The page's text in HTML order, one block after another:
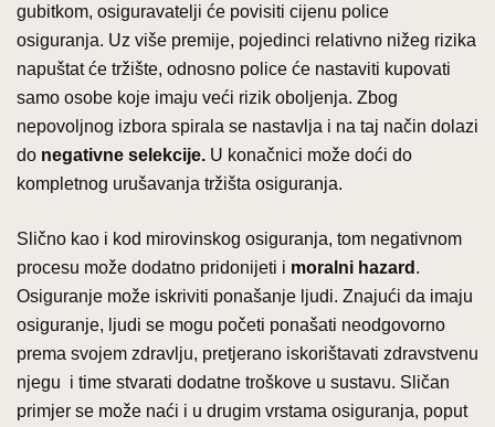
gubitkom, osiguravatelji će povisiti cijenu police
osiguranja. Uz više premije, pojedinci relativno nižeg rizika
napuštat će tržište, odnosno police će nastaviti kupovati
samo osobe koje imaju veći rizik oboljenja. Zbog
nepovoljnog izbora spirala se nastavlja i na taj način dolazi
do negativne selekcije. U konačnici može doći do
kompletnog urušavanja tržišta osiguranja.
Slično kao i kod mirovinskog osiguranja, tom negativnom
procesu može dodatno pridonijeti i moralni hazard .
Osiguranje može iskriviti ponašanje ljudi. Znajući da imaju
osiguranje, ljudi se mogu početi ponašati neodgovorno
prema svojem zdravlju, pretjerano iskorištavati zdravstvenu
njegu i time stvarati dodatne troškove u sustavu. Sličan
primjer se može naći i u drugim vrstama osiguranja, poput